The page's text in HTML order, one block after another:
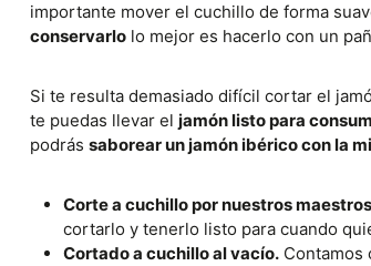
importante mover el cuchillo de forma
conservarlo lo mejor es hacerlo con un
Si te resulta demasiado difícil cortar el
te puedas llevar el jamón listo para
podrás saborear un jamón ibérico con la
Corte a cuchillo por nuestros
cortarlo y tenerlo listo para cuando
Cortado a cuchillo al vacío. Contamos